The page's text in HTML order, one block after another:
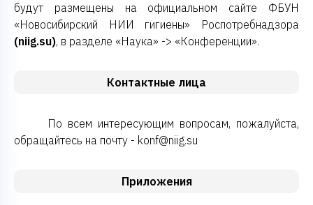
будут размещены на официальном сайте ФБУН
«Новосибирский НИИ гигиены» Роспотребнадзора
(niig.su), в разделе «Наука» -> «Конференции».
Контактные лица
По всем интересующим вопросам, пожалуйста,
обращайтесь на почту - konf@niig.su
Приложения